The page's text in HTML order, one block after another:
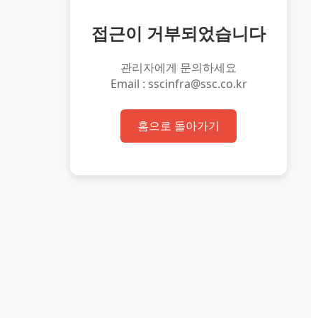
접근이 거부되었습니다
관리자에게 문의하세요
Email : sscinfra@ssc.co.kr
홈으로 돌아가기